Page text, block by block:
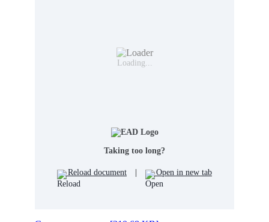
Loading...
Taking too long?
Reload document Open in new tab